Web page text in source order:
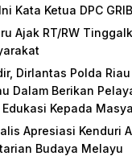
Kata Ketua DPC
Ajak RT/RW
Dirlantas Polda Riau
Dalam Berikan
Kepada
Apresiasi Kenduri
Budaya Melayu